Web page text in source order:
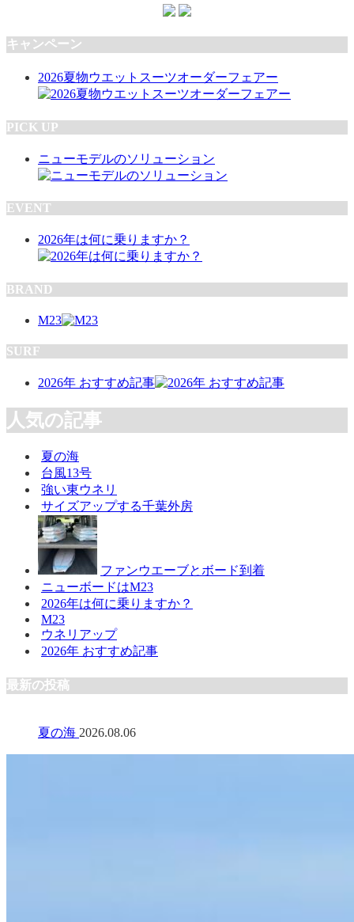
キャンペーン
2026夏物ウエットスーツオーダーフェアー
PICK UP
ニューモデルのソリューション
EVENT
2026年は何に乗りますか？
BRAND
M23
SURF
2026年 おすすめ記事
人気の記事
夏の海
台風13号
強い東ウネリ
サイズアップする千葉外房
ファンウエーブとボード到着
ニューボードはM23
2026年は何に乗りますか？
M23
ウネリアップ
2026年 おすすめ記事
最新の投稿
夏の海 2026.08.06